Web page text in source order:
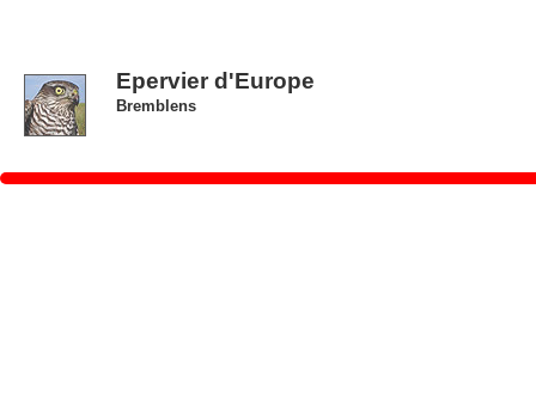
Epervier d'Europe
Bremblens